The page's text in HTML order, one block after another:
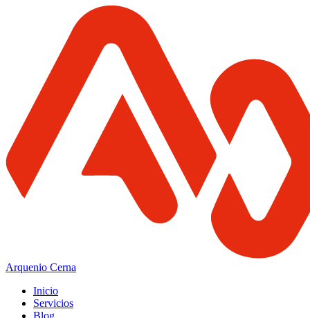
Arquenio Cerna
Inicio
Servicios
Blog